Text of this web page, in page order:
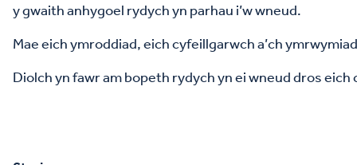
y gwaith anhygoel rydych yn parhau i’w wneud.
Mae eich ymroddiad, eich cyfeillgarwch a’ch
Diolch yn fawr am bopeth rydych yn ei wneud dros eich